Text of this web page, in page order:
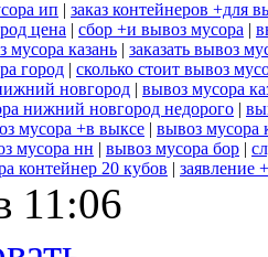
ип | заказ контейнеров +для
цена | сбор +и вывоз мусора |
мусора казань | заказать вывоз
город | сколько стоит вывоз
новгород | вывоз мусора
нижний новгород недорого |
мусора +в выксе | вывоз мусора
мусора нн | вывоз мусора бор |
контейнер 20 кубов | заявление
11:06